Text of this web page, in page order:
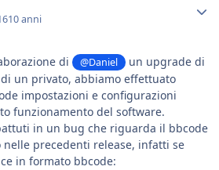
10 anni
di @Daniel
un upgrade di
un privato, abbiamo effettuato
impostazioni e configurazioni
funzionamento del software.
in un bug che riguarda il bbcode
precedenti release, infatti se
in formato bbcode: